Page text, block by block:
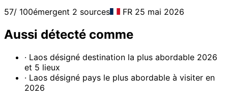
57/ 100émergent 2 sources FR 25 mai 2026
Aussi détecté comme
· Laos désigné destination la plus abordable 2026
et 5 lieux
· Laos désigné pays le plus abordable à visiter en
2026